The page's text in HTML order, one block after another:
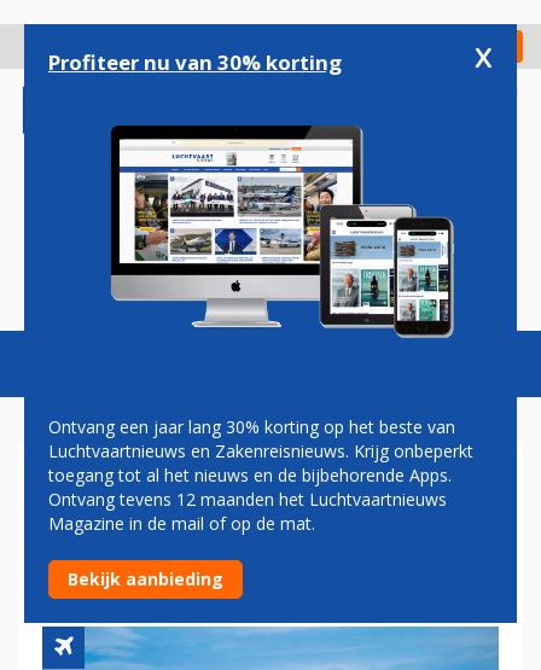
gaan
Check in
Magazine Podcasts Vacatures
BOEING LEVERT VOOR HET
EERST IN RUIM 3 MAANDEN
WEER EEN 777
Profiteer nu van 30% korting x
Ontvang een jaar lang 30% korting op het beste van
Luchtvaartnieuws en Zakenreisnieuws. Krijg onbeperkt
toegang tot al het nieuws en de bijbehorende Apps.
Ontvang tevens 12 maanden het Luchtvaartnieuws
Magazine in de mail of op de mat.
Bekijk aanbieding